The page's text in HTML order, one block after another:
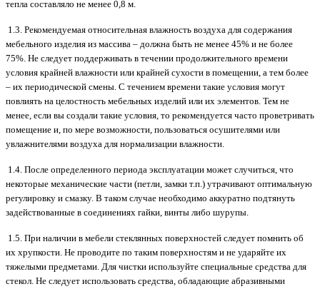
тепла составляло не менее 0,8 м.
1.3. Рекомендуемая относительная влажность воздуха для содержания
мебельного изделия из массива – должна быть не менее 45% и не более
75%. Не следует поддерживать в течении продолжительного времени
условия крайней влажности или крайней сухости в помещении, а тем более
– их периодической смены. С течением времени такие условия могут
повлиять на целостность мебельных изделий или их элементов. Тем не
менее, если вы создали такие условия, то рекомендуется часто проветривать
помещение и, по мере возможности, пользоваться осушителями или
увлажнителями воздуха для нормализации влажности.
1.4. После определенного периода эксплуатации может случиться, что
некоторые механические части (петли, замки т.п.) утрачивают оптимальную
регулировку и смазку. В таком случае необходимо аккуратно подтянуть
задействованные в соединениях гайки, винты либо шурупы.
1.5. При наличии в мебели стеклянных поверхностей следует помнить об
их хрупкости. Не проводите по таким поверхностям и не ударяйте их
тяжелыми предметами. Для чистки используйте специальные средства для
стекол. Не следует использовать средства, обладающие абразивными